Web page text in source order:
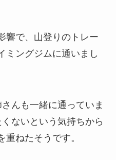
響で、山登りのトレー
ミングジムに通いまし
んも一緒に通っていま
ないという気持ちから
重ねたそうです。